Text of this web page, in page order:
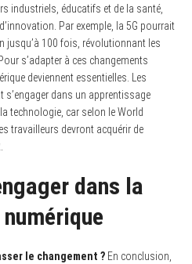
industriels, éducatifs et de la santé,
Par exemple, la 5G pourrait
jusqu’à 100 fois, révolutionnant les
s’adapter à ces changements
deviennent essentielles. Les
dans un apprentissage
technologie, car selon le World
travailleurs devront acquérir de
dans la
le changement ?En conclusion,